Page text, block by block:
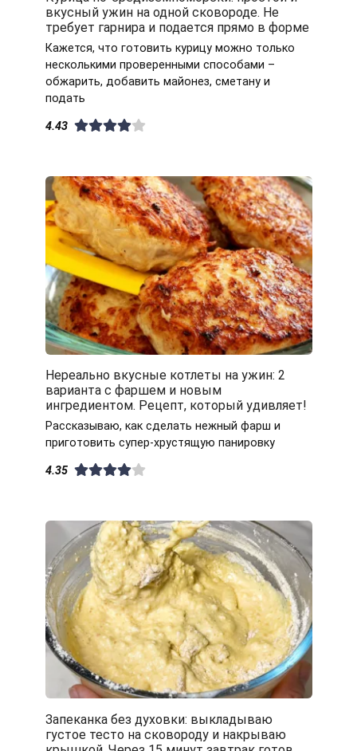
вкусный ужин на одной сковороде. Не
требует гарнира и подается прямо в форме
Кажется, что готовить курицу можно только
несколькими проверенными способами –
обжарить, добавить майонез, сметану и
подать
4.43
Нереально вкусные котлеты на ужин: 2
варианта с фаршем и новым
ингредиентом. Рецепт, который удивляет!
Рассказываю, как сделать нежный фарш и
приготовить супер-хрустящую панировку
4.35
Запеканка без духовки: выкладываю
густое тесто на сковороду и накрываю